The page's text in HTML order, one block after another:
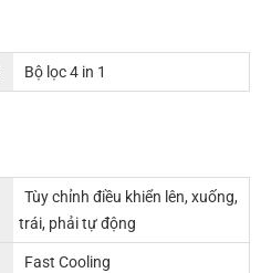
Bộ lọc 4 in 1
Tùy chỉnh điều khiển lên, xuống,
trái, phải tự động
Fast Cooling